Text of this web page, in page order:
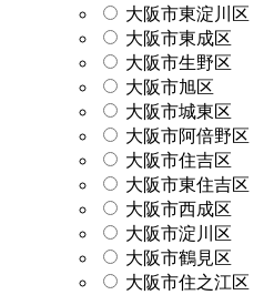
大阪市東淀川区
大阪市東成区
大阪市生野区
大阪市旭区
大阪市城東区
大阪市阿倍野区
大阪市住吉区
大阪市東住吉区
大阪市西成区
大阪市淀川区
大阪市鶴見区
大阪市住之江区